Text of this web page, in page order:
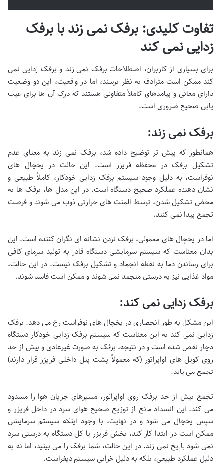
تفاوت کلیدی: برفک نمی زند با برفک
زدایی نمی کند
برای بسیاری از کاربران، اصطلاحات برفک نمی زند و برفک زدایی نمی
کند ممکن است مترادف به نظر برسند، اما در واقعیت، این دو وضعیت
دارای معانی و پیامدهای کاملاً متفاوتی هستند که درک آن ها برای عیب
یابی صحیح ضروری است.
برفک نمی زند:
همانطور که پیش تر توضیح داده شد، برفک نمی زند به معنای عدم
تشکیل برفک در محفظه فریزر است. این حالت در یخچال های
نوفراست، به دلیل وجود سیستم برفک زدایی خودکار، کاملاً طبیعی و
نشان دهنده عملکرد صحیح دستگاه است. در این مدل ها، برفک ها به
محض تشکیل شدن، توسط المنت های حرارتی ذوب می شوند و فرصت
تجمع پیدا نمی کنند.
اما در یخچال های معمولی، برفک نزدن نشانه ای نگران کننده است. این
بدان معناست که سیستم سرمایشی دستگاه قادر به تولید سرمای کافی
برای رساندن دما به نقطه انجماد و تشکیل برفک نیست. در این حالت،
مواد غذایی نیز به درستی منجمد نمی شوند و ممکن است فاسد شوند.
برفک زدایی نمی کند:
این مشکل به طور انحصاری در یخچال های نوفراست رخ می دهد. برفک
زدایی نمی کند به این معناست که سیستم برفک زدایی خودکار دستگاه
دچار نقص شده است و در نتیجه، برفک به صورت غیرعادی و بیش از حد
روی کویل های اواپراتور (که معمولاً پشت پنل داخلی فریزر قرار دارند)
تجمع می یابد.
تجمع بیش از حد برفک روی اواپراتور، مسیرهای جریان هوا را مسدود
می کند. این انسداد مانع از توزیع صحیح هوای سرد در داخل فریزر و
سپس یخچال می شود و در نهایت، با وجود اینکه سیستم سرمایشی
ممکن است در ابتدا کار کند، بخش فریزر یا کل دستگاه به درستی سرد
نمی شود یا یخ نمی زند. در این حالت، شما برفک را می بینید، اما نه به
دلیل عملکرد طبیعی، بلکه به دلیل خرابی سیستم دیفراست.